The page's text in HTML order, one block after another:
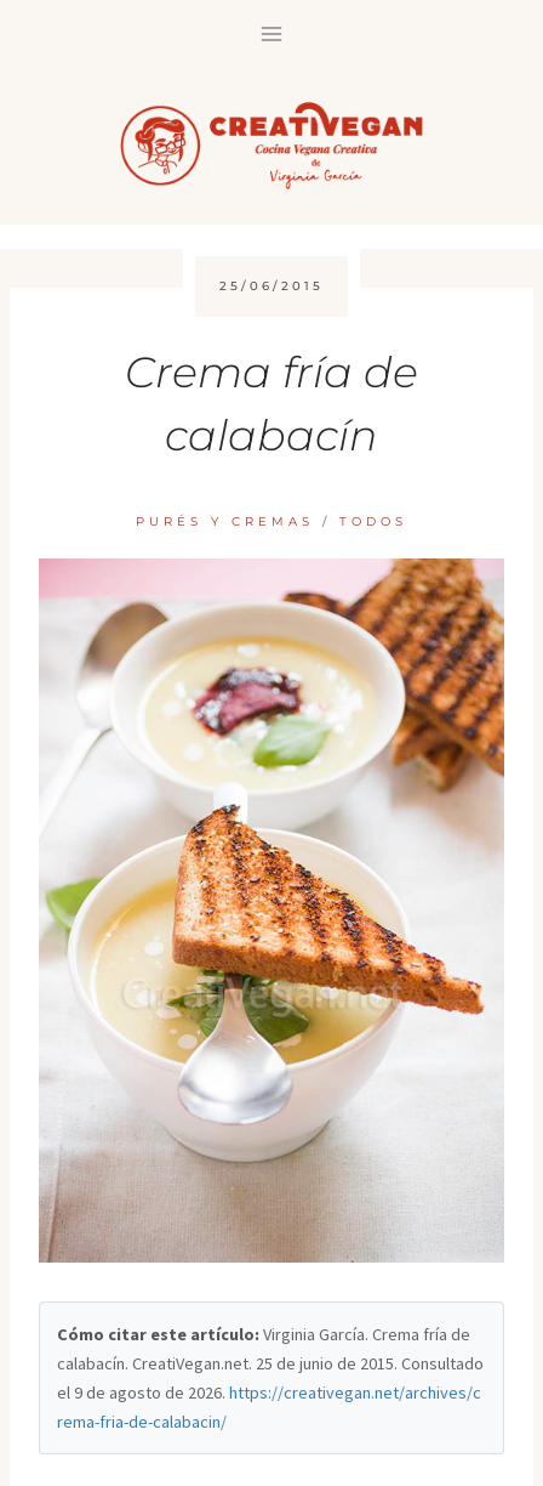
25/06/2015
Crema fría de
calabacín
PURÉS Y CREMAS / TODOS
Cómo citar este artículo: Virginia García. Crema fría de
calabacín. CreatiVegan.net. 25 de junio de 2015. Consultado
el9 de agosto de 2026.https://creativegan.net/archives/c
rema-fria-de-calabacin/